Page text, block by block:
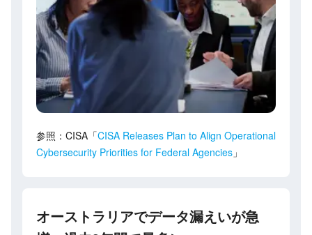
参照：CISA「CISA Releases Plan to Align Operational
Cybersecurity Priorities for Federal Agencies 」
オーストラリアでデータ漏えいが急